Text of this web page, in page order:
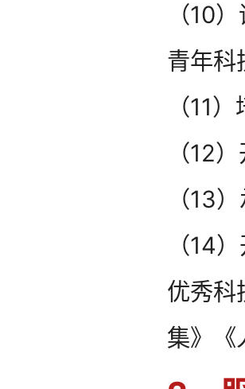
（10
青年科
（11
（12
（13
（14
优秀科
集》